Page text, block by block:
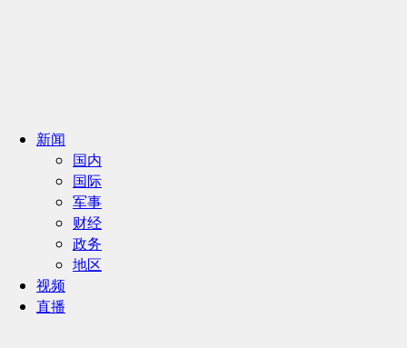
新闻
国内
国际
军事
财经
政务
地区
视频
直播